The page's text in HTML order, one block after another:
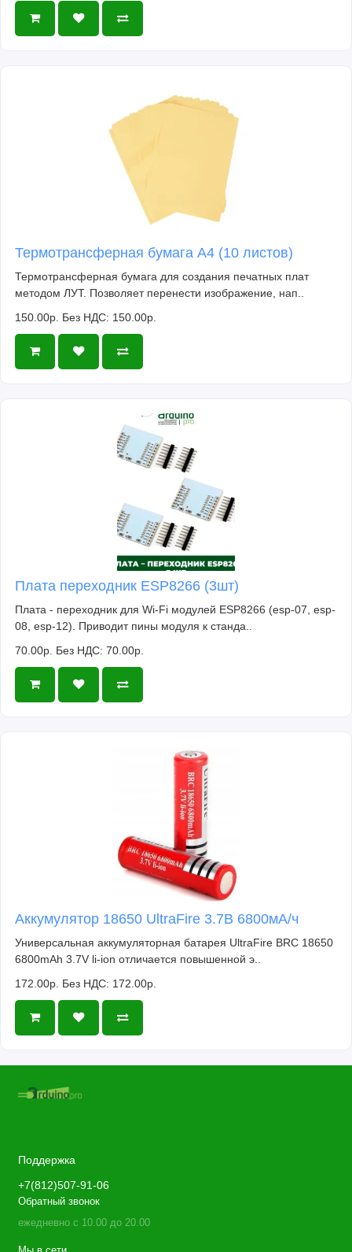
Термотрансферная бумага А4 (10 листов)
Термотрансферная бумага для создания печатных плат
методом ЛУТ. Позволяет перенести изображение, нап..
150.00р. Без НДС: 150.00р.
Плата переходник ESP8266 (3шт)
Плата - переходник для Wi-Fi модулей ESP8266 (esp-07, esp-
08, esp-12). Приводит пины модуля к станда..
70.00р. Без НДС: 70.00р.
Аккумулятор 18650 UltraFire 3.7В 6800мА/ч
Универсальная аккумуляторная батарея UltraFire BRC 18650
6800mAh 3.7V li-ion отличается повышенной э..
172.00р. Без НДС: 172.00р.
Поддержка
+7(812)507-91-06
Обратный звонок
ежедневно с 10.00 до 20.00